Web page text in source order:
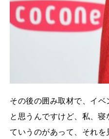
その後の囲み取材で、イ
と思うんですけど、私、
ていうのがあって、それ